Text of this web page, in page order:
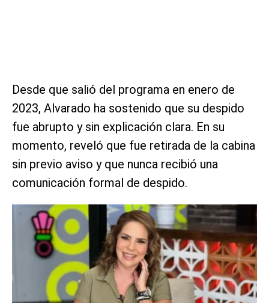
Desde que salió del programa en enero de
2023, Alvarado ha sostenido que su despido
fue abrupto y sin explicación clara. En su
momento, reveló que fue retirada de la cabina
sin previo aviso y que nunca recibió una
comunicación formal de despido.